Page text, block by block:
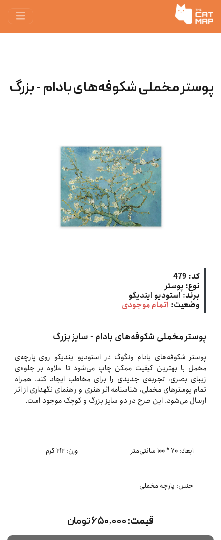
پوستر مخملی شکوفه‌های بادام - بزرگ
کد: 479
نوع: پوستر
برند:استودیو ایندیگو
وضعیت: اتمام موجودی
پوستر مخملی شکوفه‌های بادام - سایز بزرگ
پوستر شکوفه‌های بادام ونگوگ در استودیو ایندیگو روی پارچه‌ی
مخمل با بهترین کیفیت ممکن چاپ می‌شود تا علاوه بر جلوه‌ی
زیبای بصری، تجربه‌ی جدیدی را برای مخاطب ایجاد کند. همراه
تمام پوسترهای مخملی، شناسنامه اثر هنری و راهنمای نگهداری از اثر
ارسال می‌شود. این طرح در دو سایز بزرگ و کوچک موجود است.
ابعاد: ۷۰ * ۱۰۰ سانتی‌متر وزن: ۲۱۲ گرم
جنس: پارچه مخملی
قیمت:۶۵۰,۰۰۰ تومان